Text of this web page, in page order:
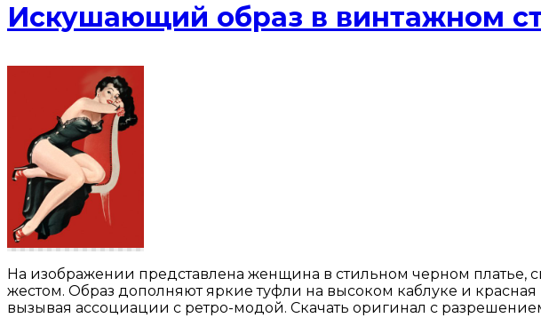
Искушающий образ в винтажном
На изображении представлена женщина в стильном черном платье,
жестом. Образ дополняют яркие туфли на высоком каблуке и
вызывая ассоциации с ретро-модой. Скачать оригинал с